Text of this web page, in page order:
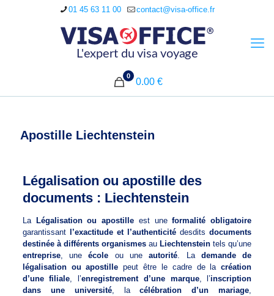
01 45 63 11 00 contact@visa-office.fr
0
0.00 €
Apostille Liechtenstein
Légalisation ou apostille des
documents : Liechtenstein
La Légalisation ou apostille est uneformalité obligatoire
garantissant
l’exactitude et l’authenticité desditsdocuments
destinée à différents organismesau Liechtenstein tels qu’une
entreprise, uneécole ou uneautorité . La demande de
légalisation ou apostille peut être le cadre de lacréation
d’une filiale , l’enregistrement d’une marque, l’inscription
dans une université, lacélébration d’un mariage